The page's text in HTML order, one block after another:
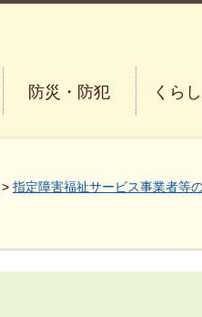
大阪府箕面市 Minoh City
防災・防犯 くら
> 指定障害福祉サービス事業者等